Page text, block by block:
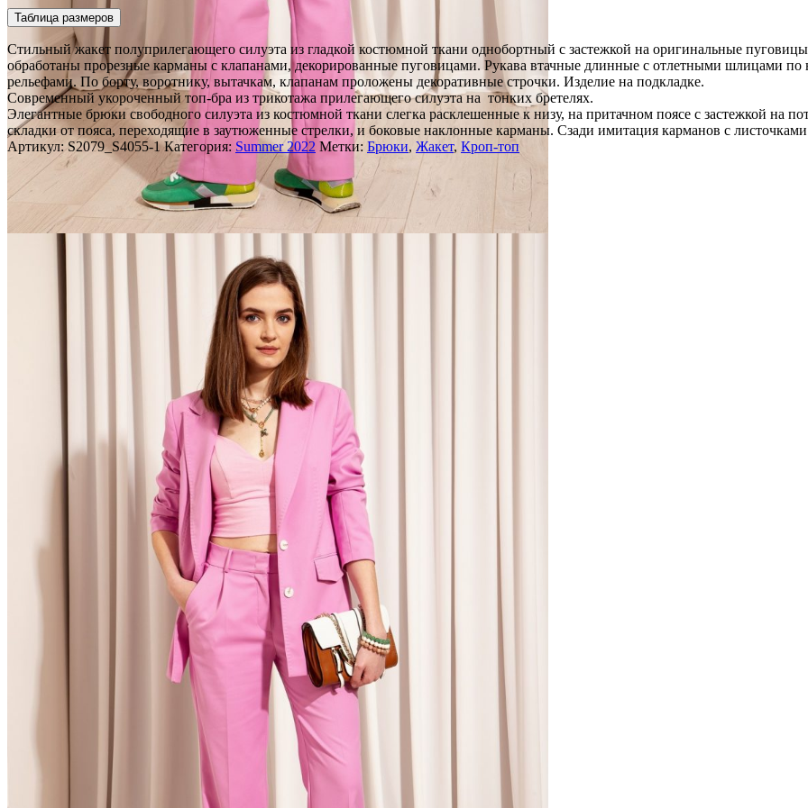
Таблица размеров
Стильный жакет полуприлегающего силуэта из гладкой костюмной ткани однобортный с застежкой на оригинальные
обработаны прорезные карманы с клапанами, декорированные пуговицами. Рукава втачные длинные с отлетными шлицами
рельефами. По борту, воротнику, вытачкам, клапанам проложены декоративные строчки. Изделие на подкладке.
Современный укороченный топ-бра из трикотажа прилегающего силуэта на тонких бретелях.
Элегантные брюки свободного силуэта из костюмной ткани слегка расклешенные к низу, на притачном поясе с застежкой на
складки от пояса, переходящие в заутюженные стрелки, и боковые наклонные карманы. Сзади имитация карманов с
Артикул:S2079_S4055-1 Категория: Summer 2022 Метки: Брюки, Жакет, Кроп-топ